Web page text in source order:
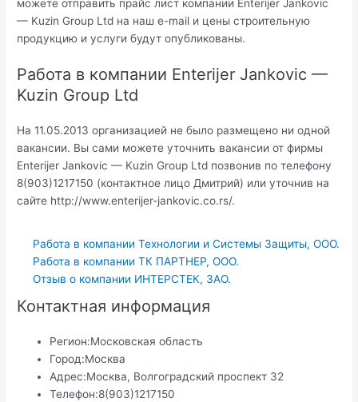
можете отправить прайс лист компании Enterijer Jankovic
— Kuzin Group Ltd на наш e-mail и цены строительную
продукцию и услуги будут опубликованы.
Работа в компании Enterijer Jankovic —
Kuzin Group Ltd
На 11.05.2013 организацией не было размещено ни одной
вакансии. Вы сами можете уточнить вакансии от фирмы
Enterijer Jankovic — Kuzin Group Ltd позвонив по телефону
8(903)1217150 (контактное лицо Дмитрий) или уточнив на
сайте http://www.enterijer-jankovic.co.rs/.
Работа в компании Технологии и Системы Защиты, ООО.
Работа в компании ТК ПАРТНЕР, ООО.
Отзыв о компании ИНТЕРСТЕК, ЗАО.
Контактная информация
Регион:Московская область
Город:Москва
Адрес:Москва, Волгоградский проспект 32
Телефон:8(903)1217150